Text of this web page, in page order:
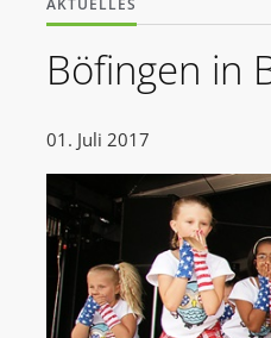
AKTUELLES
Böfingen in
01. Juli 2017